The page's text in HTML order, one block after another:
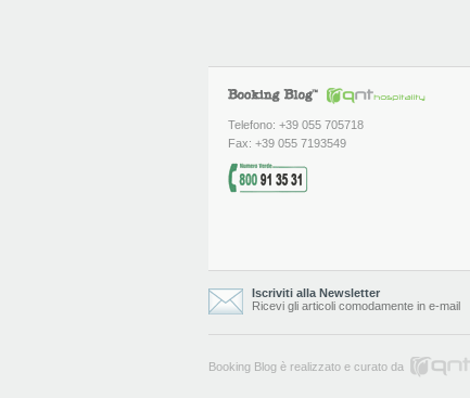
Telefono: +39 055 705718
Fax: +39 055 7193549
Iscriviti alla Newsletter
Ricevi gli articoli comodamente in e-mail
Booking Blog è realizzato e curato da